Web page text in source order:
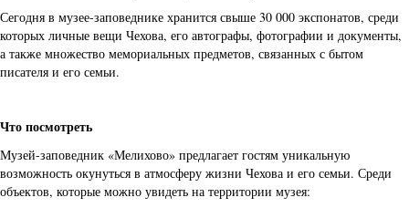
Сегодня в музее-заповеднике хранится свыше 30 000 экспонатов, среди
которых личные вещи Чехова, его автографы, фотографии и документы,
а также множество мемориальных предметов, связанных с бытом
писателя и его семьи.
Что посмотреть
Музей-заповедник «Мелихово» предлагает гостям уникальную
возможность окунуться в атмосферу жизни Чехова и его семьи. Среди
объектов, которые можно увидеть на территории музея: